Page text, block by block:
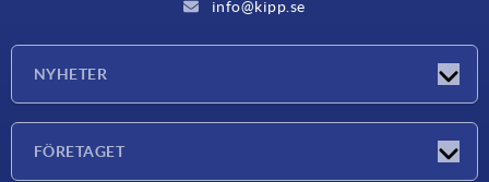
info@kipp.se
NYHETER
FÖRETAGET